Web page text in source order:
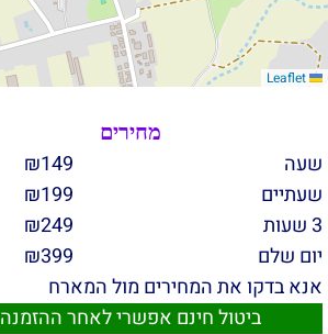
מחירים
שעה 149
₪
שעתיים
199
₪
3 שעות
249
₪
יום שלם
399
₪
אנא בדקו את המחירים מול המארח
ביטול חינם אפשרי לאחר ההזמנה